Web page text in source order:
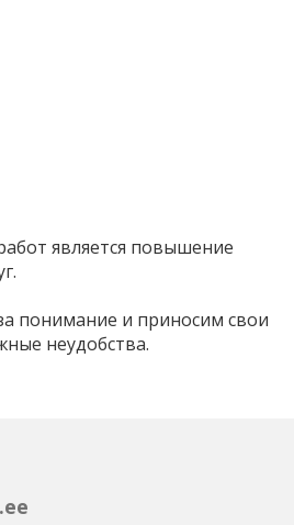
является повышение
понимание и приносим свои
неудобства.